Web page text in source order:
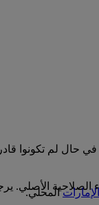
بكم قبل انتهاء صلاحيتها، يمكنكم استخدامها لحجز تذكرة
المحلي.